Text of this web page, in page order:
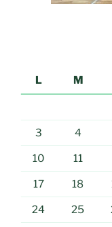
L
M
3 4
10 11
17 18
24 25